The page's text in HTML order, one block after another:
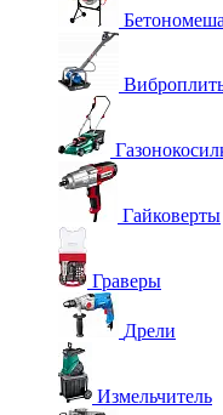
Гайковерты
Граверы
Дрели
Измельчитель